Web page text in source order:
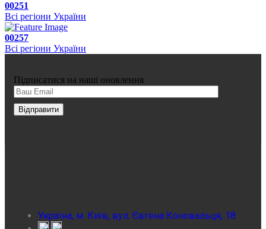
00251
Всі регіони України
00257
Всі регіони України
Підписатися на наші оновлення
Україна, м. Київ, вул. Євгена Коновальця, 18